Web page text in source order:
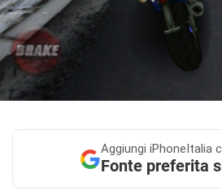
Aggiungi iPhoneItalia
Fonte preferita